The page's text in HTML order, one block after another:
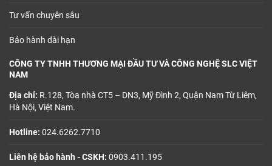
Tư vấn chuyên sâu
Bảo hành dài hạn
CÔNG TY TNHH THƯƠNG MẠI ĐẦU TƯ VÀ CÔNG NGHỆ SLC VIỆT
NAM
Địa chỉ: R.128, Tòa nhà CT5 – DN3, Mỹ Đình 2, Quận Nam Từ Liêm,
Hà Nội, Việt Nam.
Hotline: 024.6262.7710
Liên hệ bảo hành - CSKH: 0903.411.195